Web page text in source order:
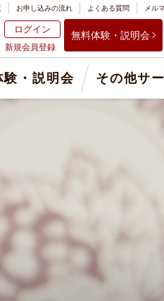
ログイン
新規会員登録
無料体験・説明会
お申し込みの流れ よくある質問 メル
験・説明会 その他サ